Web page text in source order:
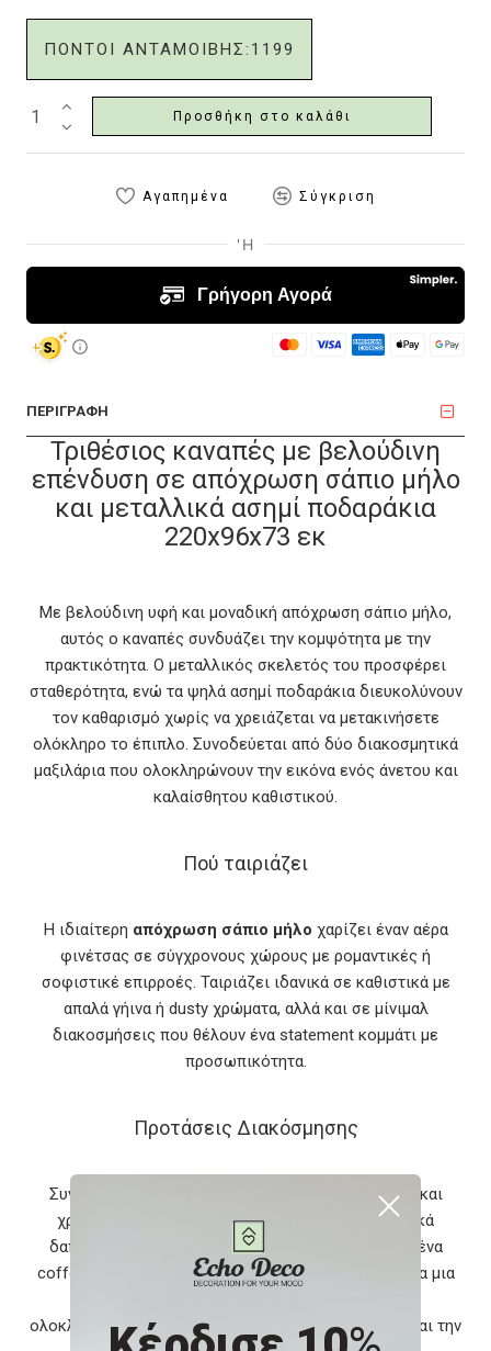
ΠΟΝΤΟΙ ΑΝΤΑΜΟΙΒΗΣ: 1199
Προσθήκη στο καλάθι
Αγαπημένα Σύγκριση
ΠΕΡΙΓΡΑΦΗ
Τριθέσιος καναπές με βελούδινη
επένδυση σε απόχρωση σάπιο μήλο
και μεταλλικά ασημί ποδαράκια
220x96x73 εκ
Με βελούδινη υφή και μοναδική απόχρωση σάπιο μήλο,
αυτός ο καναπές συνδυάζει την κομψότητα με την
πρακτικότητα. Ο μεταλλικός σκελετός του προσφέρει
σταθερότητα, ενώ τα ψηλά ασημί ποδαράκια διευκολύνουν
τον καθαρισμό χωρίς να χρειάζεται να μετακινήσετε
ολόκληρο το έπιπλο. Συνοδεύεται από δύο διακοσμητικά
μαξιλάρια που ολοκληρώνουν την εικόνα ενός άνετου και
καλαίσθητου καθιστικού.
Πού ταιριάζει
Η ιδιαίτερη απόχρωση σάπιο μήλο χαρίζει έναν αέρα
φινέτσας σε σύγχρονους χώρους με ρομαντικές ή
σοφιστικέ επιρροές. Ταιριάζει ιδανικά σε καθιστικά με
απαλά γήινα ή dusty χρώματα, αλλά και σε μίνιμαλ
διακοσμήσεις που θέλουν ένα statement κομμάτι με
προσωπικότητα.
Προτάσεις Διακόσμησης
Συνδυάστε τον με ένα μπεζ χαλί με απαλό μοτίβο και
χρυσές ή ασημί λεπτομέρειες. Επιλέξτε φωτιστικά
δαπέδου με ματ νίκελ επιφάνειες και προσθέστε ένα
coffee table σε ανοιχτόχρωμο ξύλο ή λευκή λάκα για μια
ολοκληρώσετε ως σετ μαζί με τον διθέσιο καναπέ και την